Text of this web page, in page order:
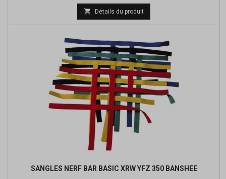
base
 Détails du produit
SANGLES NERF BAR BASIC XRW YFZ 350 BANSHEE